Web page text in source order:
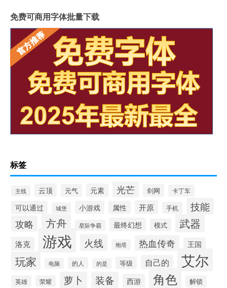
免费可商用字体批量下载
标签
主线 云顶 元气 元素 光芒 剑网 卡丁车
可以通过 城堡 小游戏 属性 开原 手机 技能
攻略 方舟 星际争霸 最终幻想 模式 武器
洛克 游戏 火线 炮塔 热血传奇 王国
玩家 电脑 的人 的是 等级 自己的 艾尔
英雄 荣耀 萝卜 装备 西游 角色 解锁